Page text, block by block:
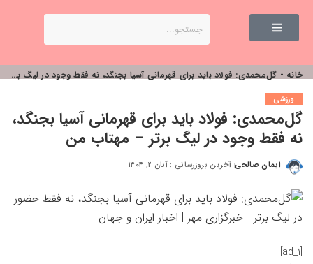
خانه - گل‌محمدی: فولاد باید برای قهرمانی آسیا بجنگد، نه فقط وجود در لیگ برتر – مهتاب من
ورزشی
گل‌محمدی: فولاد باید برای قهرمانی آسیا بجنگد،
نه فقط وجود در لیگ برتر – مهتاب من
ایمان صالحی آخرین بروزرسانی : آبان ۲, ۱۴۰۴
[ad_1]